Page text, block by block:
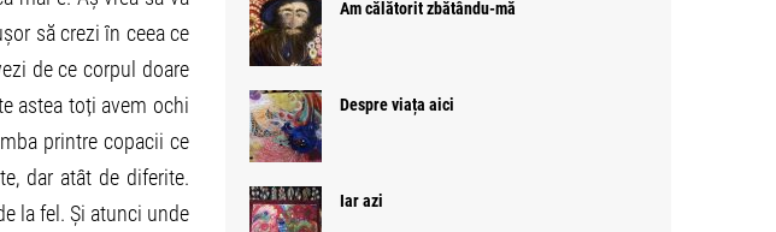
să crezi în ceea ce
de ce corpul doare
astea toți avem ochi
printre copacii ce
dar atât de diferite.
la fel. Și atunci unde
Am călătorit zbătându-mă
Despre viața aici
Iar azi